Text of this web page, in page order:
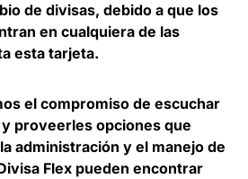
de divisas, debido a que los
en cualquiera de las
esta tarjeta.
el compromiso de escuchar
proveerles opciones que
administración y el manejo de
Flex pueden encontrar